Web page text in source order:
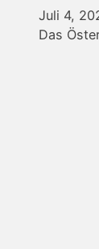
Juli 4,
Das